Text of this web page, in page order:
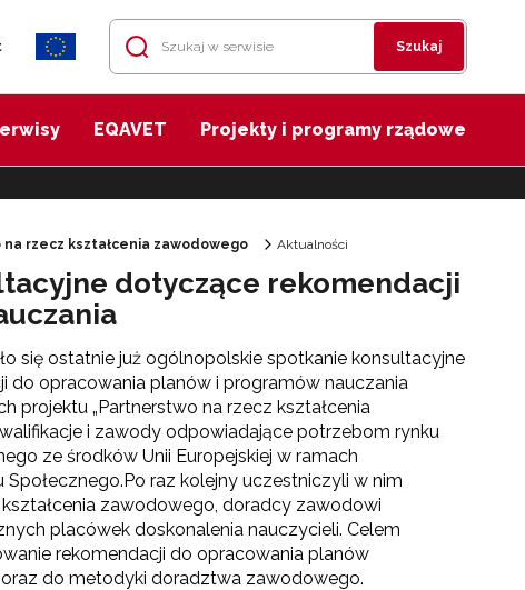
Szukaj
EQAVET Projekty i programy rządowe
rzecz kształcenia zawodowego Aktualności
dotyczące rekomendacji
się ostatnie już ogólnopolskie spotkanie konsultacyjne
do opracowania planów i programów nauczania
projektu „Partnerstwo na rzecz kształcenia
i zawody odpowiadające potrzebom rynku
ze środków Unii Europejskiej w ramach
Społecznego.Po raz kolejny uczestniczyli w nim
zawodowego, doradcy zawodowi
placówek doskonalenia nauczycieli. Celem
rekomendacji do opracowania planów
do metodyki doradztwa zawodowego.